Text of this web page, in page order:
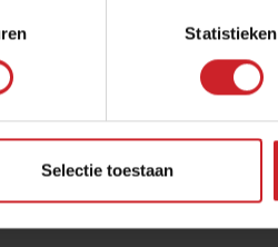
Statistieken
Selectie toestaan